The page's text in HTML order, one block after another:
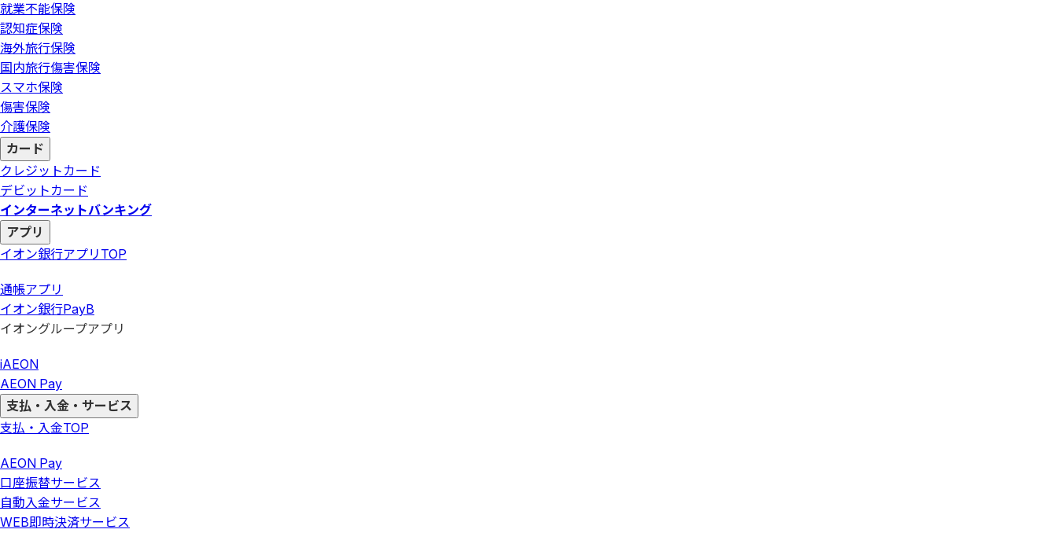
就業不能保険
認知症保険
海外旅行保険
国内旅行傷害保険
スマホ保険
傷害保険
介護保険
カード
クレジットカード
デビットカード
インターネットバンキング
アプリ
イオン銀行アプリ TOP
通帳アプリ
イオン銀行PayB
イオングループアプリ
iAEON
AEON Pay
支払・入金・サービス
支払・入金TOP
AEON Pay
口座振替サービス
自動入金サービス
WEB即時決済サービス